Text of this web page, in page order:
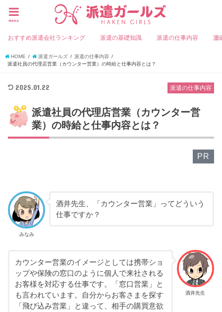
menu
おすすめ派遣会社ランキング 派遣の基礎知識 派遣の仕事内容 派
HOME 派遣ガールズ
派遣の仕事内容
派遣社員の代理店営業（カウンター営業）の時給と仕事内容とは？
派遣の仕事内容
2025.01.22
派遣社員の代理店営業（カウンター営
業）の時給と仕事内容とは？
PR
みなみ
酒井先生、「カウンター営業」ってどういう
仕事ですか？
酒井先生
カウンター営業のイメージとしては携帯ショ
ップや保険の窓口のように個人で来社される
お客様を対応する仕事です。「窓口営業」と
も言われています。自分からお客さまを探す
「飛び込み営業」と違って、相手の購買意欲